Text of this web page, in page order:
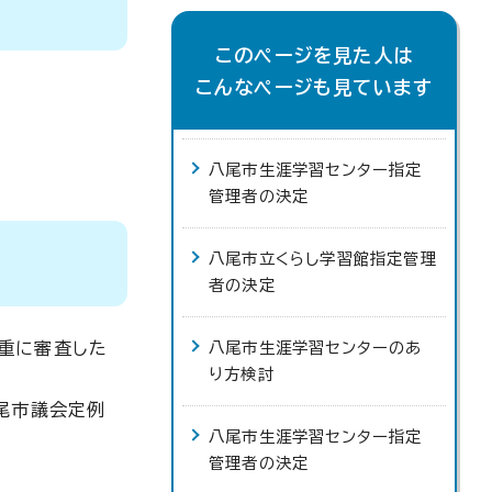
に審査した
市議会定例
このページを見た人は
こんなページも見ています
八尾市生涯学習センター指定
管理者の決定
八尾市立くらし学習館指定管理
者の決定
八尾市生涯学習センターのあ
り方検討
八尾市生涯学習センター指定
管理者の決定